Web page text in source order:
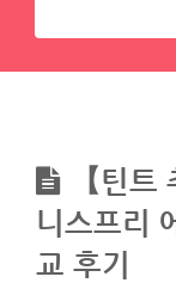
【틴
니스프리
교 후기